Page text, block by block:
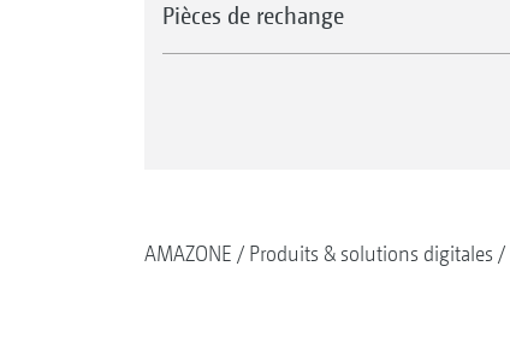
Pièces de rechange
AMAZONE Produits & solutions digitales